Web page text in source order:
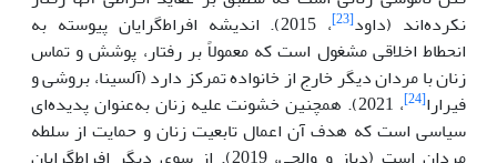
نکرده‌اند (داود[23]
، 2015). اندیشه افراط‌گرایان پیوسته به
انحطاط اخلاقی مشغول است که معمولاً بر رفتار، پوشش و تماس
زنان با مردان دیگر خارج از خانواده تمرکز دارد (آلسینا، بروشی و
فیرارا[24]
، 2021). همچنین خشونت علیه زنان به‌عنوان پدیده‌ای
سیاسی است که هدف آن اعمال تابعیت زنان و حمایت از سلطه